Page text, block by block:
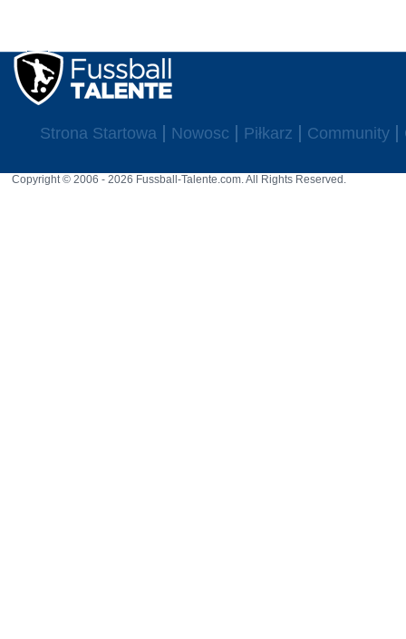
Strona Startowa Nowosc Piłkarz Community
Copyright © 2006 - 2026 Fussball-Talente.com. All Rights Reserved.